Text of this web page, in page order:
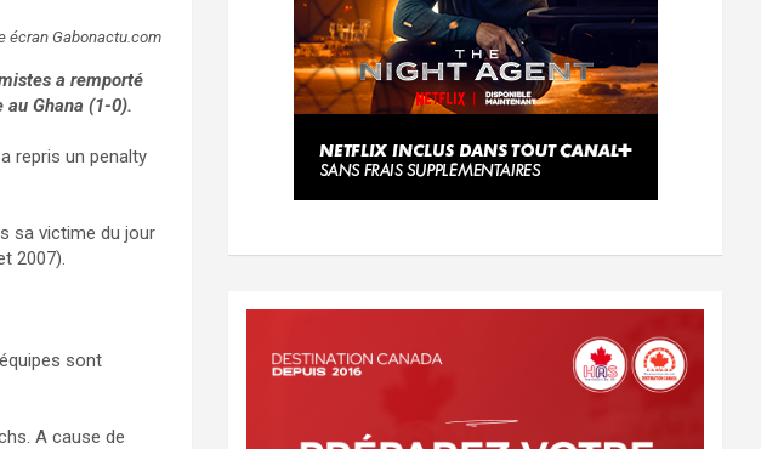
écran Gabonactu.com
a remporté
Ghana (1-0).
repris un penalty
sa victime du jour
2007).
sont
A cause de